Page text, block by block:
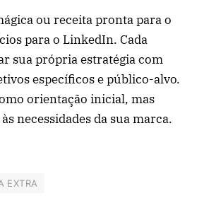
ou receita pronta para o
para o LinkedIn. Cada
sua própria estratégia com
específicos e público-alvo.
orientação inicial, mas
necessidades da sua marca.
EXTRA